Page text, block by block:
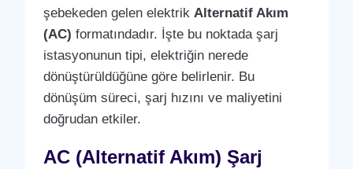
şebekeden gelen elektrik Alternatif Akım
(AC) formatındadır. İşte bu noktada şarj
istasyonunun tipi, elektriğin nerede
dönüştürüldüğüne göre belirlenir. Bu
dönüşüm süreci, şarj hızını ve maliyetini
doğrudan etkiler.
AC (Alternatif Akım) Şarj